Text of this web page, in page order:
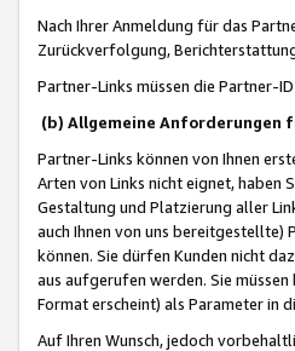
Nach Ihrer Anmeldung für das
Zurückverfolgung,
Partner-Links müssen die Partner-
(b) Allgemeine Anforderungen
Partner-Links können von Ihnen
Arten von Links nicht eignet, haben
Gestaltung und Platzierung aller
auch Ihnen von uns
können. Sie dürfen Kunden nicht
aus aufgerufen werden. Sie
Format erscheint) als Parameter in
Auf Ihren Wunsch, jedoch